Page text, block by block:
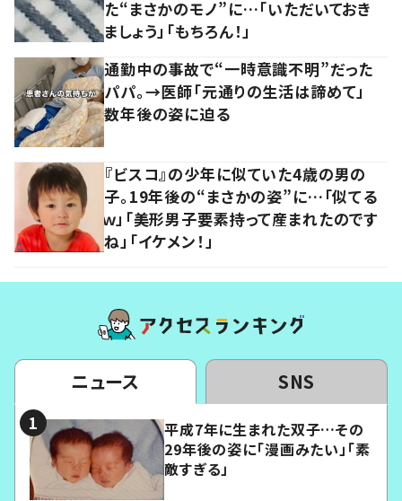
た“まさかのモノ”に…「いただいておき
ましょう」「もちろん！」
通勤中の事故で“一時意識不明”だった
パパ。→医師「元通りの生活は諦めて」
数年後の姿に迫る
『ビスコ』の少年に似ていた4歳の男の
子。19年後の“まさかの姿”に…「似てる
ｗ」「美形男子要素持って産まれたのです
ね」「イケメン！」
ニュース SNS
平成7年に生まれた双子…その
29年後の姿に「漫画みたい」「素
敵すぎる」